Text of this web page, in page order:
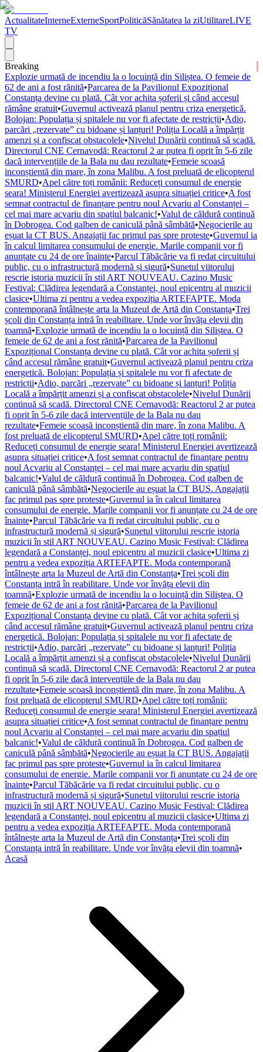
ActualitateInterneExterneSportPoliticăSănătatea la ziUtilitareLIVE
TV
Breaking
Explozie urmată de incendiu la o locuință din Siliștea. O femeie de
62 de ani a fost rănită•Parcarea de la Pavilionul Expozițional
Constanța devine cu plată. Cât vor achita șoferii și când accesul
rămâne gratuit•Guvernul activează planul pentru criza energetică.
Bolojan: Populația și spitalele nu vor fi afectate de restricții•Adio,
parcări „rezervate” cu bidoane și lanțuri! Poliția Locală a împărțit
amenzi și a confiscat obstacolele•Nivelul Dunării continuă să scadă.
Directorul CNE Cernavodă: Reactorul 2 ar putea fi oprit în 5-6 zile
dacă intervențiile de la Bala nu dau rezultate•Femeie scoasă
inconștientă din mare, în zona Malibu. A fost preluată de elicopterul
SMURD•Apel către toți românii: Reduceți consumul de energie
seara! Ministerul Energiei avertizează asupra situației critice•A fost
semnat contractul de finanțare pentru noul Acvariu al Constanței –
cel mai mare acvariu din spațiul balcanic!•Valul de căldură continuă
în Dobrogea. Cod galben de caniculă până sâmbătă•Negocierile au
eșuat la CT BUS. Angajații fac primul pas spre proteste•Guvernul ia
în calcul limitarea consumului de energie. Marile companii vor fi
anunțate cu 24 de ore înainte•Parcul Tăbăcărie va fi redat circuitului
public, cu o infrastructură modernă și sigură•Sunetul viitorului
rescrie istoria muzicii în stil ART NOUVEAU. Cazino Music
Festival: Clădirea legendară a Constanței, noul epicentru al muzicii
clasice•Ultima zi pentru a vedea expoziția ARTEFAPTE. Moda
contemporană întâlnește arta la Muzeul de Artă din Constanța•Trei
școli din Constanța intră în reabilitare. Unde vor învăța elevii din
toamnă•Explozie urmată de incendiu la o locuință din Siliștea. O
femeie de 62 de ani a fost rănită•Parcarea de la Pavilionul
Expozițional Constanța devine cu plată. Cât vor achita șoferii și
când accesul rămâne gratuit•Guvernul activează planul pentru criza
energetică. Bolojan: Populația și spitalele nu vor fi afectate de
restricții•Adio, parcări „rezervate” cu bidoane și lanțuri! Poliția
Locală a împărțit amenzi și a confiscat obstacolele•Nivelul Dunării
continuă să scadă. Directorul CNE Cernavodă: Reactorul 2 ar putea
fi oprit în 5-6 zile dacă intervențiile de la Bala nu dau
rezultate•Femeie scoasă inconștientă din mare, în zona Malibu. A
fost preluată de elicopterul SMURD•Apel către toți românii:
Reduceți consumul de energie seara! Ministerul Energiei avertizează
asupra situației critice•A fost semnat contractul de finanțare pentru
noul Acvariu al Constanței – cel mai mare acvariu din spațiul
balcanic!•Valul de căldură continuă în Dobrogea. Cod galben de
caniculă până sâmbătă•Negocierile au eșuat la CT BUS. Angajații
fac primul pas spre proteste•Guvernul ia în calcul limitarea
consumului de energie. Marile companii vor fi anunțate cu 24 de ore
înainte•Parcul Tăbăcărie va fi redat circuitului public, cu o
infrastructură modernă și sigură•Sunetul viitorului rescrie istoria
muzicii în stil ART NOUVEAU. Cazino Music Festival: Clădirea
legendară a Constanței, noul epicentru al muzicii clasice•Ultima zi
pentru a vedea expoziția ARTEFAPTE. Moda contemporană
întâlnește arta la Muzeul de Artă din Constanța•Trei școli din
Constanța intră în reabilitare. Unde vor învăța elevii din
toamnă•Explozie urmată de incendiu la o locuință din Siliștea. O
femeie de 62 de ani a fost rănită•Parcarea de la Pavilionul
Expozițional Constanța devine cu plată. Cât vor achita șoferii și
când accesul rămâne gratuit•Guvernul activează planul pentru criza
energetică. Bolojan: Populația și spitalele nu vor fi afectate de
restricții•Adio, parcări „rezervate” cu bidoane și lanțuri! Poliția
Locală a împărțit amenzi și a confiscat obstacolele•Nivelul Dunării
continuă să scadă. Directorul CNE Cernavodă: Reactorul 2 ar putea
fi oprit în 5-6 zile dacă intervențiile de la Bala nu dau
rezultate•Femeie scoasă inconștientă din mare, în zona Malibu. A
fost preluată de elicopterul SMURD•Apel către toți românii:
Reduceți consumul de energie seara! Ministerul Energiei avertizează
asupra situației critice•A fost semnat contractul de finanțare pentru
noul Acvariu al Constanței – cel mai mare acvariu din spațiul
balcanic!•Valul de căldură continuă în Dobrogea. Cod galben de
caniculă până sâmbătă•Negocierile au eșuat la CT BUS. Angajații
fac primul pas spre proteste•Guvernul ia în calcul limitarea
consumului de energie. Marile companii vor fi anunțate cu 24 de ore
înainte•Parcul Tăbăcărie va fi redat circuitului public, cu o
infrastructură modernă și sigură•Sunetul viitorului rescrie istoria
muzicii în stil ART NOUVEAU. Cazino Music Festival: Clădirea
legendară a Constanței, noul epicentru al muzicii clasice•Ultima zi
pentru a vedea expoziția ARTEFAPTE. Moda contemporană
întâlnește arta la Muzeul de Artă din Constanța•Trei școli din
Constanța intră în reabilitare. Unde vor învăța elevii din toamnă•
Acasă